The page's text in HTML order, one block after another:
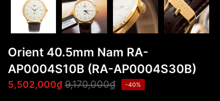
Orient 40.5mm Nam RA-
AP0004S10B (RA-AP0004S30B)
5,502,000₫ 9,170,000₫ -40%